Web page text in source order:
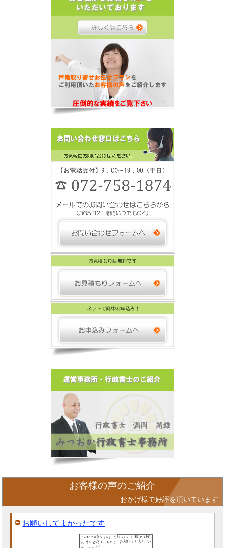
お客様の声のご紹介
おかげ様で好評を頂いています
お願いしてよかったです